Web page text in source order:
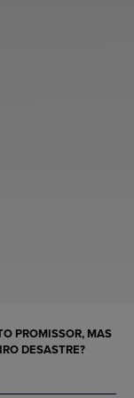
PROMISSOR, MAS
DESASTRE?